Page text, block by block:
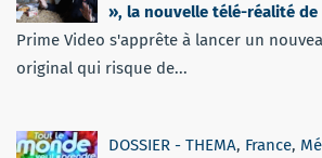
», la nouvelle télé-réalité de
Prime Video s'apprête à lancer un
original qui risque de...
DOSSIER - THEMA, France,